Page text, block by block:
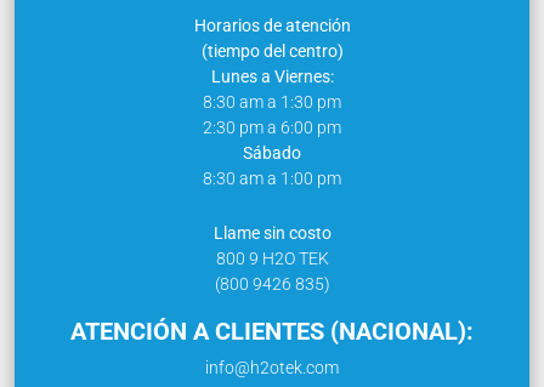
Horarios de atención
(tiempo del centro)
Lunes a Viernes:
8:30 am a 1:30 pm
2:30 pm a 6:00 pm
Sábado
8:30 am a 1:00 pm
Llame sin costo
800 9 H2O TEK
(800 9426 835)
ATENCIÓN A CLIENTES (NACIONAL):
info@h2otek.com